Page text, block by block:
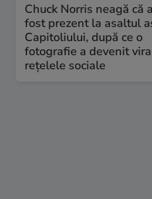
Chuck Norris neagă că
fost prezent la asaltul
Capitoliului, după ce o
fotografie a devenit
rețelele sociale